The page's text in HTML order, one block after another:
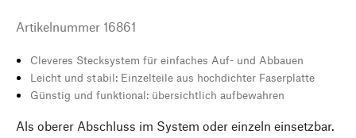
Artikelnummer 16861
Cleveres Stecksystem für einfaches Auf- und Abbauen
Leicht und stabil: Einzelteile aus hochdichter Faserplatte
Günstig und funktional: übersichtlich aufbewahren
Als oberer Abschluss im System oder einzeln einsetzbar.